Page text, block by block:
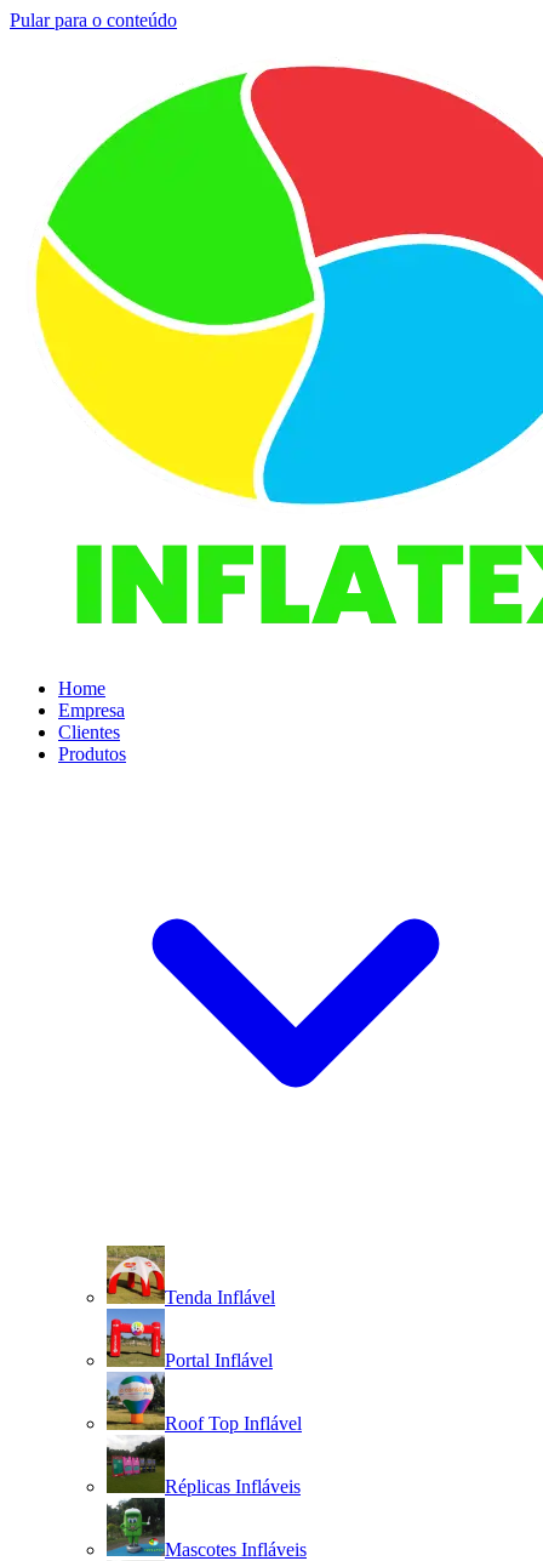
Pular para o conteúdo
Home
Empresa
Clientes
Produtos
Tenda Inflável
Portal Inflável
Roof Top Inflável
Réplicas Infláveis
Mascotes Infláveis